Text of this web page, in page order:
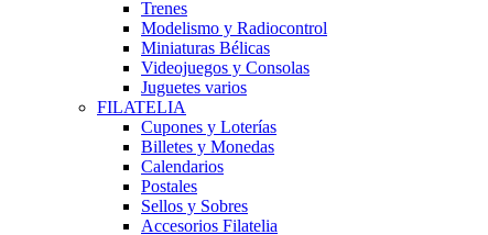
Trenes
Modelismo y Radiocontrol
Miniaturas Bélicas
Videojuegos y Consolas
Juguetes varios
FILATELIA
Cupones y Loterías
Billetes y Monedas
Calendarios
Postales
Sellos y Sobres
Accesorios Filatelia